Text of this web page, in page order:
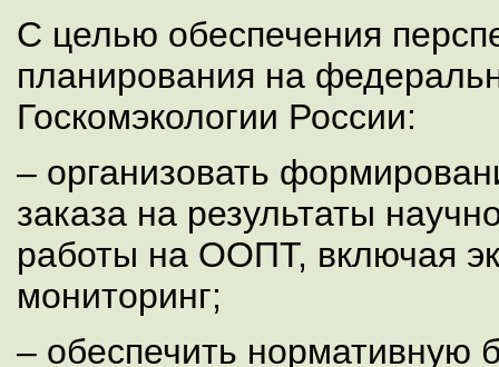
С целью обеспечения
планирования на
Госкомэкологии России:
– организовать
заказа на результаты
работы на ООПТ, включая
мониторинг;
– обеспечить нормативную